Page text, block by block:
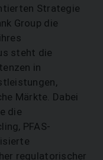
Strategie
Group die
steht die
in
Märkte. Dabei
die
PFAS-
regulatorischer